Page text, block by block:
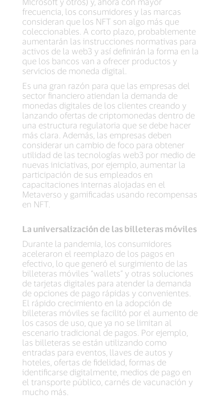
frecuencia, los consumidores y las marcas
consideran que los NFT son algo más que
coleccionables. A corto plazo, probablemente
aumentarán las instrucciones normativas para
activos de la web3 y así definirán la forma en la
que los bancos van a ofrecer productos y
servicios de moneda digital.
Es una gran razón para que las empresas del
sector financiero atiendan la demanda de
monedas digitales de los clientes creando y
lanzando ofertas de criptomonedas dentro de
una estructura regulatoria que se debe hacer
más clara. Además, las empresas deben
considerar un cambio de foco para obtener
utilidad de las tecnologías web3 por medio de
nuevas iniciativas, por ejemplo, aumentar la
participación de sus empleados en
capacitaciones internas alojadas en el
Metaverso y gamificadas usando recompensas
en NFT.
La universalización de las billeteras móviles
Durante la pandemia, los consumidores
aceleraron el reemplazo de los pagos en
efectivo, lo que generó el surgimiento de las
billeteras móviles “wallets” y otras soluciones
de tarjetas digitales para atender la demanda
de opciones de pago rápidas y convenientes.
El rápido crecimiento en la adopción de
billeteras móviles se facilitó por el aumento de
los casos de uso, que ya no se limitan al
escenario tradicional de pagos. Por ejemplo,
las billeteras se están utilizando como
entradas para eventos, llaves de autos y
hoteles, ofertas de fidelidad, formas de
identificarse digitalmente, medios de pago en
el transporte público, carnés de vacunación y
mucho más.